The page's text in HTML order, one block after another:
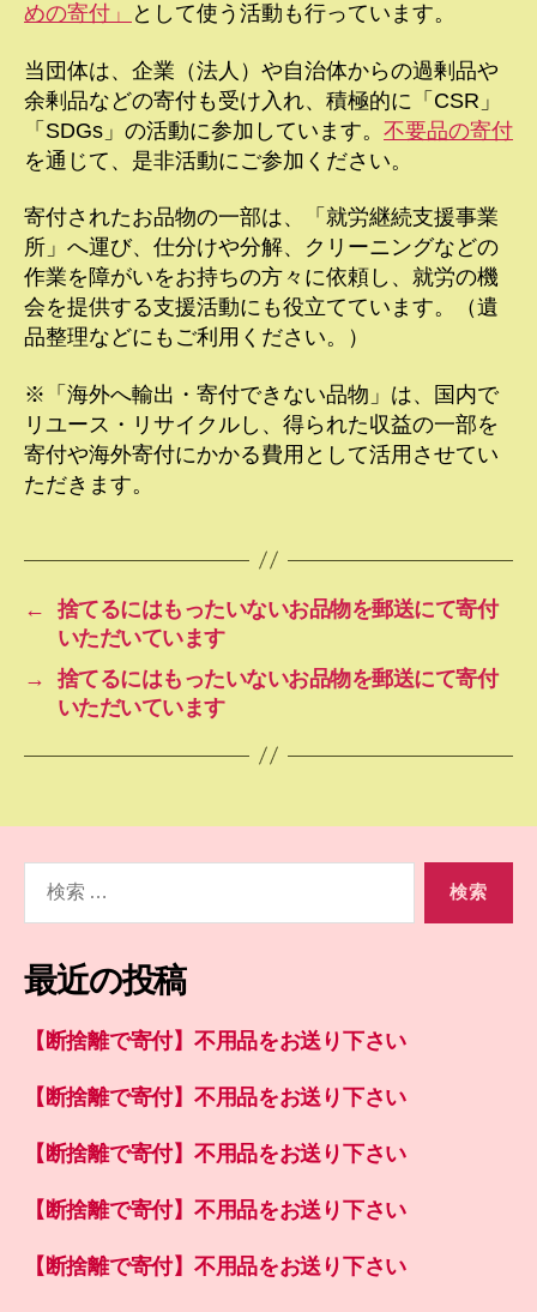
めの寄付」
として使う活動も行っています。
当団体は、企業（法人）や自治体からの過剰品や
余剰品などの寄付も受け入れ、積極的に「CSR」
「SDGs」の活動に参加しています。 不要品の寄付
を通じて、是非活動にご参加ください。
寄付されたお品物の一部は、「就労継続支援事業
所」へ運び、仕分けや分解、クリーニングなどの
作業を障がいをお持ちの方々に依頼し、就労の機
会を提供する支援活動にも役立てています。（遺
品整理などにもご利用ください。）
※「海外へ輸出・寄付できない品物」は、国内で
リユース・リサイクルし、得られた収益の一部を
寄付や海外寄付にかかる費用として活用させてい
ただきます。
←
捨てるにはもったいないお品物を郵送にて寄付
いただいています
→
捨てるにはもったいないお品物を郵送にて寄付
いただいています
象:
最近の投稿
【断捨離で寄付】不用品をお送り下さい
【断捨離で寄付】不用品をお送り下さい
【断捨離で寄付】不用品をお送り下さい
【断捨離で寄付】不用品をお送り下さい
【断捨離で寄付】不用品をお送り下さい